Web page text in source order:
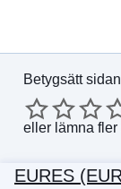
Betygsätt sidan
eller lämna
EURES